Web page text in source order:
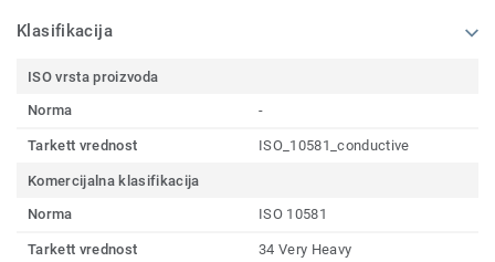
Klasifikacija
ISO vrsta proizvoda
Norma
-
Tarkett vrednost ISO_10581_conductive
Komercijalna klasifikacija
Norma
ISO 10581
Tarkett vrednost 34 Very Heavy